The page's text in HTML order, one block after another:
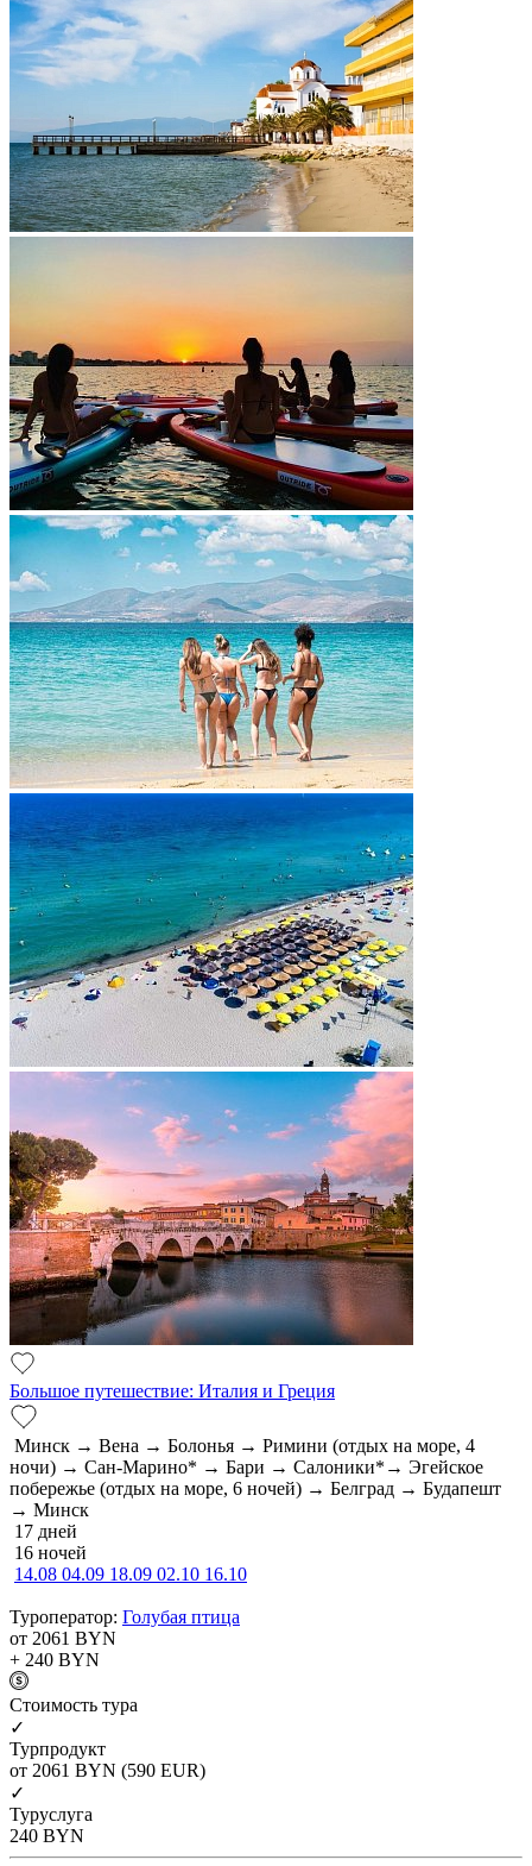
Большое путешествие: Италия и Греция
Минск → Вена → Болонья → Римини (отдых на море, 4
ночи) → Сан-Марино* → Бари → Салоники*→ Эгейское
побережье (отдых на море, 6 ночей) → Белград → Будапешт
→ Минск
17 дней
16 ночей
14.08 04.09 18.09 02.10 16.10
Туроператор: Голубая птица
от 2061 BYN
+ 240 BYN
Cтоимость тура
✓
Турпродукт
от 2061 BYN (590 EUR)
✓
Туруслуга
240 BYN